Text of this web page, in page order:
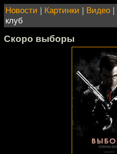
Новости | Картинки | Видео |
клуб
Скоро выборы